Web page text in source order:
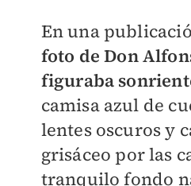
En una
foto de Don
figuraba
camisa azul de
lentes oscuros y
grisáceo por las
tranquilo fondo